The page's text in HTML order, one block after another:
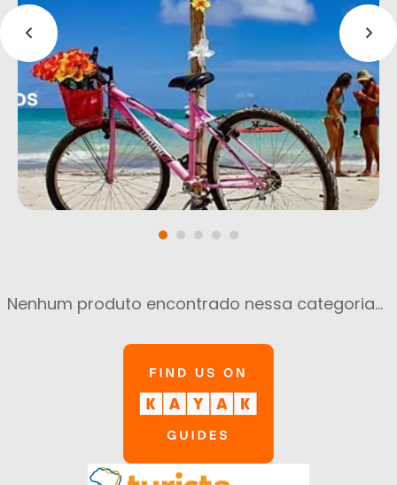
Nenhum produto encontrado nessa categoria...